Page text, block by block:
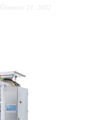
Gennaio 21, 2022